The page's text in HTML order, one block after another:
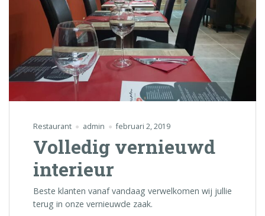
Restaurant admin februari 2, 2019
Volledig vernieuwd
interieur
Beste klanten vanaf vandaag verwelkomen wij jullie
terug in onze vernieuwde zaak.